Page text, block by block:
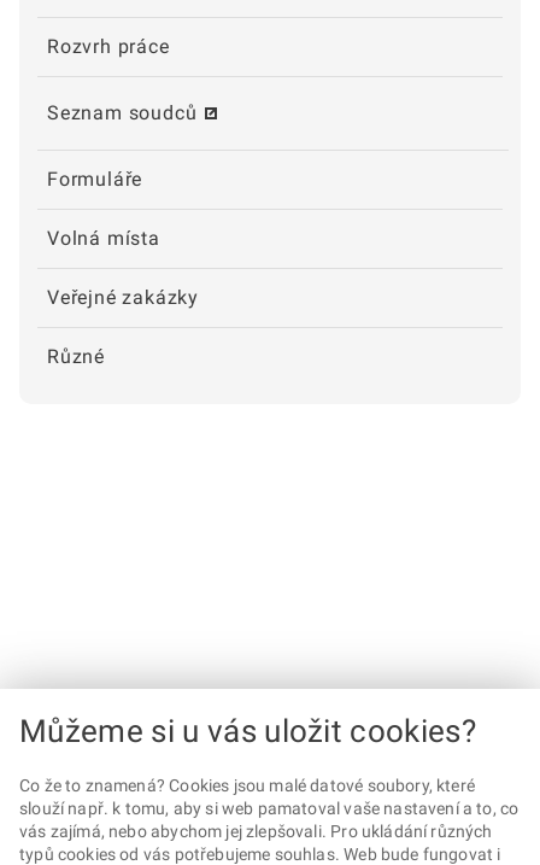
Rozvrh práce
Seznam soudců
Formuláře
Volná místa
Veřejné zakázky
Různé
Můžeme si u vás uložit cookies?
Co že to znamená? Cookies jsou malé datové soubory, které
slouží např. k tomu, aby si web pamatoval vaše nastavení a to, co
vás zajímá, nebo abychom jej zlepšovali. Pro ukládání různých
typů cookies od vás potřebujeme souhlas. Web bude fungovat i